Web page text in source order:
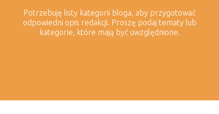
Potrzebuję listy kategorii bloga, aby przygotować
odpowiedni opis redakcji. Proszę podaj tematy lub
kategorie, które mają być uwzględnione.